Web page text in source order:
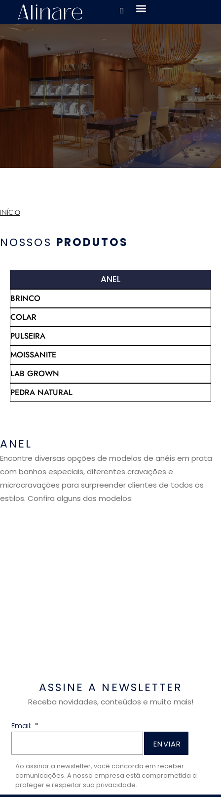
INÍCIO
NOSSOS PRODUTOS
ANEL
BRINCO
COLAR
PULSEIRA
MOISSANITE
LAB GROWN
PEDRA NATURAL
ANEL
Encontre diversas opções de modelos de anéis em prata
com banhos especiais, diferentes cravações e
microcravações para surpreender clientes de todos os
estilos. Confira alguns dos modelos:
ASSINE A NEWSLETTER
Receba novidades, conteúdos e muito mais!
Email:
ENVIAR
Ao assinar a newsletter, você concorda em receber
comunicações. A nossa empresa está comprometida a
proteger e respeitar sua privacidade.